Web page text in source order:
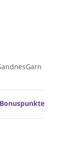
Bonuspunkte